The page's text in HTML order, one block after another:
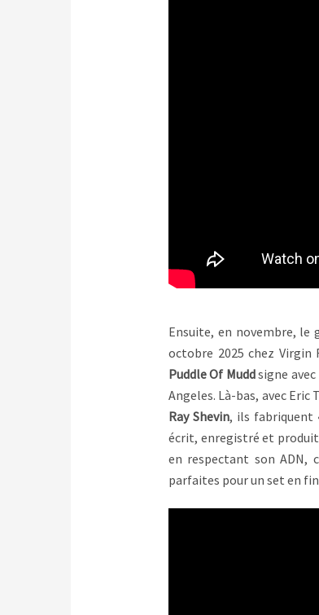
Ensuite, en novembre, le
octobre 2025 chez Virgin
Puddle Of Muddsigne avec
Angeles. Là-bas, avec
Ray Shevin, ils fabriquent
écrit, enregistré et
en respectant son ADN,
parfaites pour un set en